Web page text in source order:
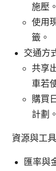
施壓。
使用
籤。
交通方
共享
車若
購買
計劃。
資源與工
匯率與